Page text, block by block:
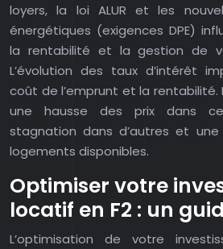
loyers, la loi ALUR et les
énergétiques (exigences DPE)
la rentabilité et la gestion de
L’évolution des taux d’intérêt
coût de l’emprunt et la rentabilité.
une hausse des prix dans
stagnation dans d’autres et
logements disponibles.
Optimiser votre
locatif en F2 : un
L’optimisation de votre